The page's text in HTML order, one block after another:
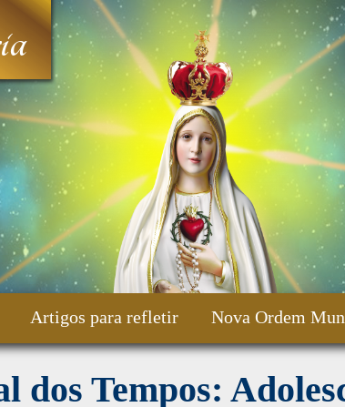
Artigos para refletir Nova Ordem
dos Tempos: